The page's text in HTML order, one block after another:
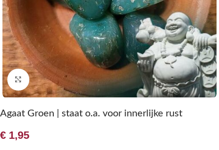
Klik om te vergroten
Agaat Groen | staat o.a. voor innerlijke rust
€ 1,95